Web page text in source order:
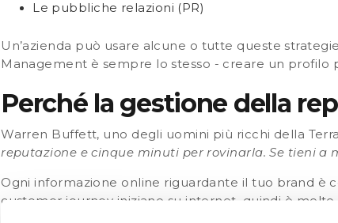
Le pubbliche relazioni (PR)
Un’azienda può usare alcune o tutte queste
Management è sempre lo stesso - creare un profilo
Perché la gestione della
Warren Buffett, uno degli uomini più ricchi della
reputazione e cinque minuti per rovinarla. Se tieni a
Ogni informazione online riguardante il tuo brand è
customer journey iniziano su internet, quindi è